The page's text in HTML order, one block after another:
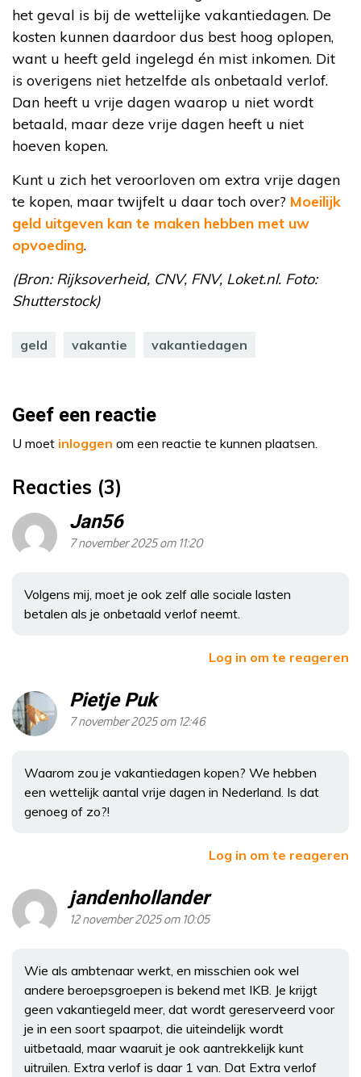
het geval is bij de wettelijke vakantiedagen. De
kosten kunnen daardoor dus best hoog oplopen,
want u heeft geld ingelegd én mist inkomen. Dit
is overigens niet hetzelfde als onbetaald verlof.
Dan heeft u vrije dagen waarop u niet wordt
betaald, maar deze vrije dagen heeft u niet
hoeven kopen.
Kunt u zich het veroorloven om extra vrije dagen
te kopen, maar twijfelt u daar toch over? Moeilijk
geld uitgeven kan te maken hebben met uw
opvoeding.
(Bron: Rijksoverheid, CNV, FNV, Loket.nl. Foto:
Shutterstock)
geld vakantie vakantiedagen
Geef een reactie
U moet inloggen om een reactie te kunnen plaatsen.
Reacties (3)
Jan56
7 november 2025 om 11:20
Volgens mij, moet je ook zelf alle sociale lasten
betalen als je onbetaald verlof neemt.
Log in om te reageren
Pietje Puk
7 november 2025 om 12:46
Waarom zou je vakantiedagen kopen? We hebben
een wettelijk aantal vrije dagen in Nederland. Is dat
genoeg of zo?!
Log in om te reageren
jandenhollander
12 november 2025 om 10:05
Wie als ambtenaar werkt, en misschien ook wel
andere beroepsgroepen is bekend met IKB. Je krijgt
geen vakantiegeld meer, dat wordt gereserveerd voor
je in een soort spaarpot, die uiteindelijk wordt
uitbetaald, maar waaruit je ook aantrekkelijk kunt
uitruilen. Extra verlof is daar 1 van. Dat Extra verlof